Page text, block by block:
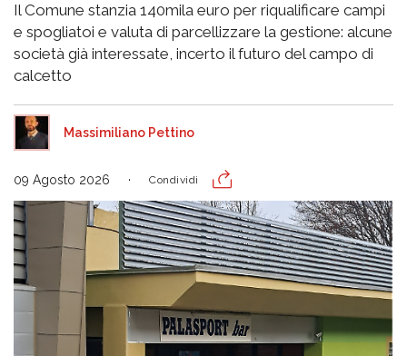
Il Comune stanzia 140mila euro per riqualificare campi
e spogliatoi e valuta di parcellizzare la gestione: alcune
società già interessate, incerto il futuro del campo di
calcetto
Massimiliano Pettino
09 Agosto 2026 Condividi